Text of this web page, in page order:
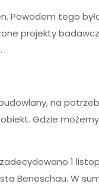
Powodem tego
projekty
na
Gdzie
1
Beneschau. W